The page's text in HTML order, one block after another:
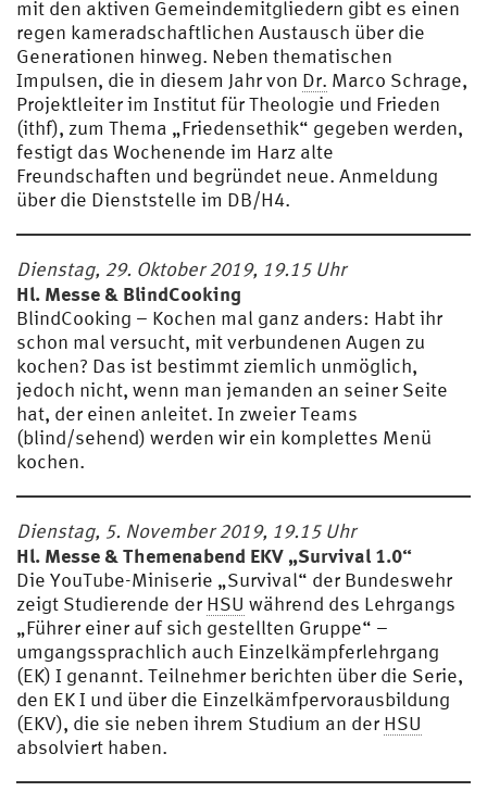
mit den aktiven Gemeindemitgliedern gibt es einen
regen kameradschaftlichen Austausch über die
Generationen hinweg. Neben thematischen
Impulsen, die in diesem Jahr von Dr. Marco Schrage,
Projektleiter im Institut für Theologie und Frieden
(ithf), zum Thema „Friedensethik“ gegeben werden,
festigt das Wochenende im Harz alte
Freundschaften und begründet neue. Anmeldung
über die Dienststelle im DB/H4.
Dienstag, 29. Oktober 2019, 19.15 Uhr
Hl. Messe & BlindCooking
BlindCooking – Kochen mal ganz anders: Habt ihr
schon mal versucht, mit verbundenen Augen zu
kochen? Das ist bestimmt ziemlich unmöglich,
jedoch nicht, wenn man jemanden an seiner Seite
hat, der einen anleitet. In zweier Teams
(blind/sehend) werden wir ein komplettes Menü
kochen.
Dienstag, 5. November 2019, 19.15 Uhr
Hl. Messe & Themenabend EKV „Survival 1.0“
Die YouTube-Miniserie „Survival“ der Bundeswehr
zeigt Studierende der HSU während des Lehrgangs
„Führer einer auf sich gestellten Gruppe“ –
umgangssprachlich auch Einzelkämpferlehrgang
(EK) I genannt. Teilnehmer berichten über die Serie,
den EK I und über die Einzelkämfpervorausbildung
(EKV), die sie neben ihrem Studium an der HSU
absolviert haben.